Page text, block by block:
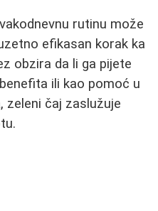
rutinu može
efikasan korak ka
obzira da li ga pijete
ili kao pomoć u
, zeleni čaj zaslužuje